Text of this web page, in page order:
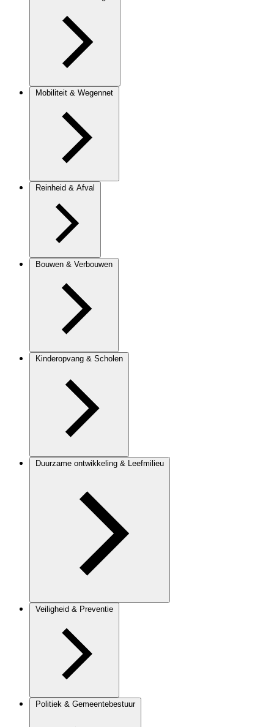
Mobiliteit & Wegennet
Reinheid & Afval
Bouwen & Verbouwen
Kinderopvang & Scholen
Duurzame ontwikkeling & Leefmilieu
Veiligheid & Preventie
Politiek & Gemeentebestuur